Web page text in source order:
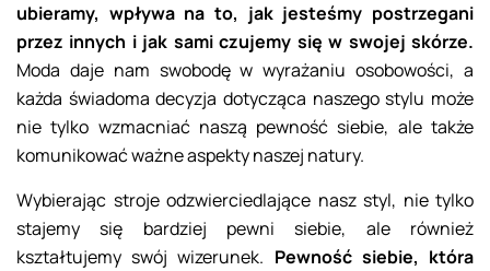
ubieramy, wpływa na to, jak jesteśmy postrzegani
przez innych i jak sami czujemy się w swojej skórze.
Moda daje nam swobodę w wyrażaniu osobowości, a
każda świadoma decyzja dotycząca naszego stylu może
nie tylko wzmacniać naszą pewność siebie, ale także
komunikować ważne aspekty naszej natury.
Wybierając stroje odzwierciedlające nasz styl, nie tylko
stajemy się bardziej pewni siebie, ale również
kształtujemy swój wizerunek. Pewność siebie, która